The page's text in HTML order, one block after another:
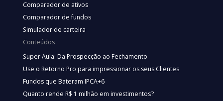
Comparador de ativos
Comparador de fundos
Simulador de carteira
Conteúdos
Super Aula: Da Prospecção ao Fechamento
Use o Retorno Pro para impressionar os seus Clientes
Fundos que Bateram IPCA+6
Quanto rende R$ 1 milhão em investimentos?